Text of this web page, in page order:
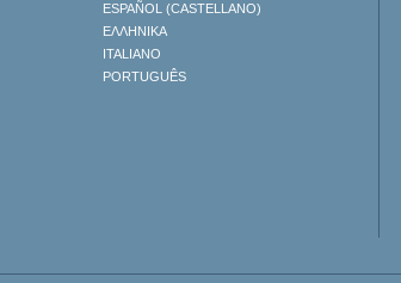
ESPAÑOL (CASTELLANO)
ΕΛΛΗΝΙΚA
ITALIANO
PORTUGUÊS